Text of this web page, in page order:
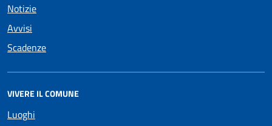
Notizie
Avvisi
Scadenze
VIVERE IL COMUNE
Luoghi